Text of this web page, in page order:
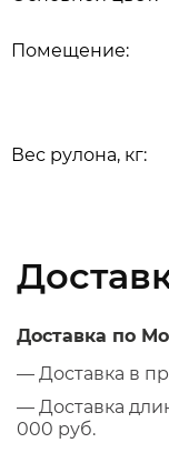
Вес рулона, кг:
Помещение:
Доставка по
— Доставка в
— Доставка
000 руб.